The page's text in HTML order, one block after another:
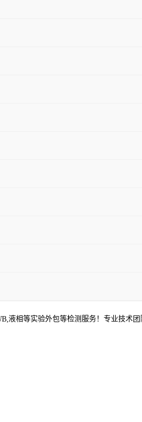
液相等实验外包等检测服务！专业技术